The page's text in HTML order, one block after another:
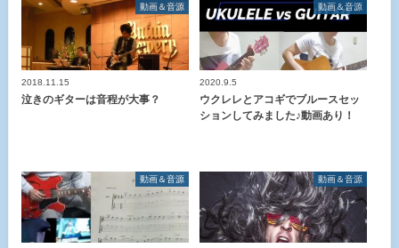
動画＆音源
2018.11.15
泣きのギターは音程が大事？
動画＆音源
2020.9.5
ウクレレとアコギでブルースセッ
ションしてみました♪動画あり！
動画＆音源 動画＆音源